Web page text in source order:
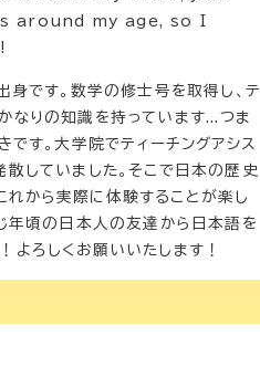
around my age, so I
身です。数学の修士号を取得し、テ
なりの知識を持っています...つま
です。大学院でティーチングアシス
散していました。そこで日本の歴史
から実際に体験することが楽し
年頃の日本人の友達から日本語を
よろしくお願いいたします！